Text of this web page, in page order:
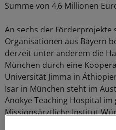
Summe von 4,6 Millionen
An sechs der Förderprojekte
Organisationen aus Bayern
derzeit unter anderem die
München durch eine
Universität Jimma in
Isar in München steht im
Anokye Teaching Hospital im
Missionsärztliche Institut